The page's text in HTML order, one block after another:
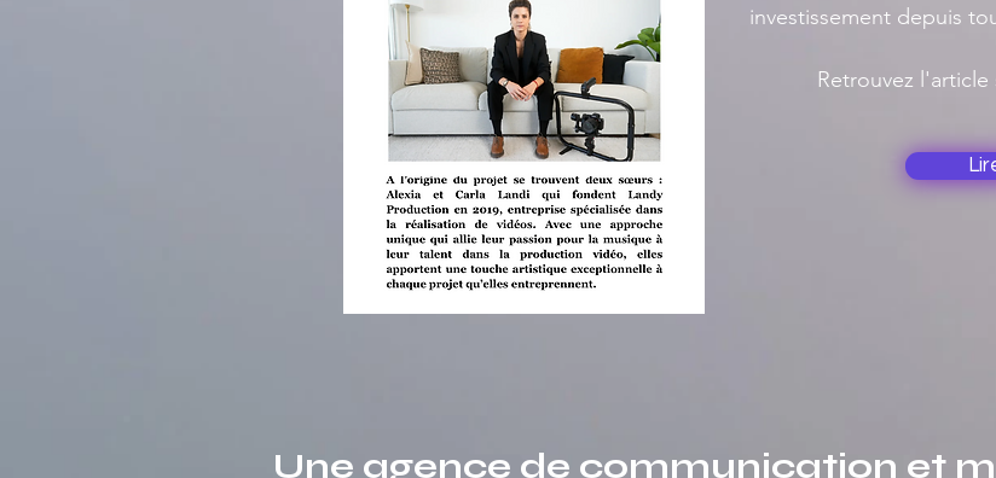
investissement depuis
Retrouvez
Une agence de communication et